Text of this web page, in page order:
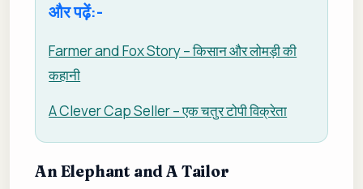
और पढ़ें:-
Farmer and Fox Story – किसान और लोमड़ी की
कहानी
A Clever Cap Seller – एक चतुर टोपी विक्रेता
An Elephant and A Tailor